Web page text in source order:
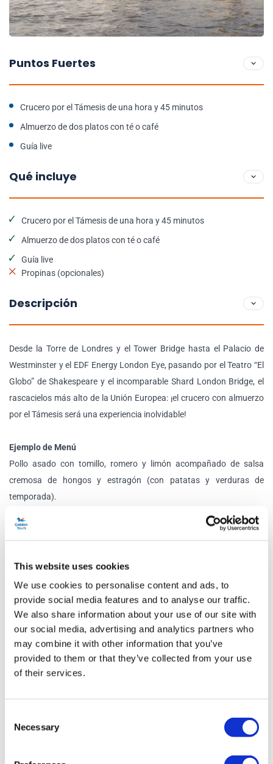
This website uses cookies
We use cookies to personalise content and ads, to
provide social media features and to analyse our traffic.
We also share information about your use of our site with
our social media, advertising and analytics partners who
may combine it with other information that you’ve
provided to them or that they’ve collected from your use
of their services.
Selection
Necessary
Puntos Fuertes
Crucero por el Támesis de una hora y 45 minutos
Almuerzo de dos platos con té o café
Guía live
Qué incluye
Crucero por el Támesis de una hora y 45 minutos
Almuerzo de dos platos con té o café
Guía live
Propinas (opcionales)
Descripción
Desde la Torre de Londres y el Tower Bridge hasta el Palacio de
Westminster y el EDF Energy London Eye, pasando por el Teatro “El
Globo” de Shakespeare y el incomparable Shard London Bridge, el
rascacielos más alto de la Unión Europea: ¡el crucero con almuerzo
por el Támesis será una experiencia inolvidable!
Ejemplo de Menú
Pollo asado con tomillo, romero y limón acompañado de salsa
cremosa de hongos y estragón (con patatas y verduras de
temporada).
Fudge de chocolate con compota de bayas negras y crema de
vainilla
Setas a la parrilla y pastel de espinacas, arándanos, nueces y queso
brie con tomates cherry y mermelada de cebolla roja (con patatas y
verduras de temporada).
Fudge de chocolate con compota de bayas negras y crema de
vainilla
Té o café
Bebida
Fudge de chocolate con compota de bayas negras y crema de